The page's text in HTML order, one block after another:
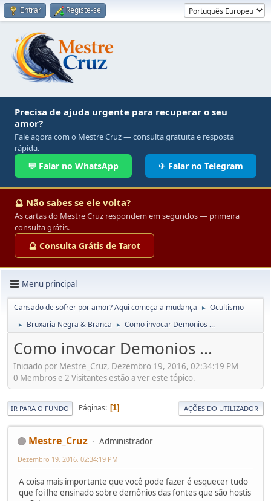
Entrar Registe-se
Precisa de ajuda urgente para recuperar o seu
amor?
Fale agora com o Mestre Cruz — consulta gratuita e resposta
rápida.
💬 Falar no WhatsApp ✈ Falar no Telegram
🔮 Não sabes se ele volta?
As cartas do Mestre Cruz respondem em segundos — primeira
consulta grátis.
🔮 Consulta Grátis de Tarot
Menu principal
Cansado de sofrer por amor? Aqui começa a mudança ► Ocultismo
► Bruxaria Negra & Branca ► Como invocar Demonios ...
Como invocar Demonios ...
Iniciado por Mestre_Cruz, Dezembro 19, 2016, 02:34:19 PM
0 Membros e 2 Visitantes estão a ver este tópico.
IR PARA O FUNDO Páginas 1 AÇÕES DO UTILIZADOR
Mestre_Cruz Administrador
Dezembro 19, 2016, 02:34:19 PM
A coisa mais importante que você pode fazer é esquecer tudo
que foi lhe ensinado sobre demônios das fontes que são hostis